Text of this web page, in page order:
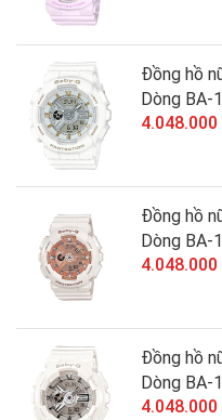
Đồng hồ
Dòng BA-
4.048.000
Đồng hồ
Dòng BA-
4.048.000
Đồng hồ
Dòng BA-
4.048.000